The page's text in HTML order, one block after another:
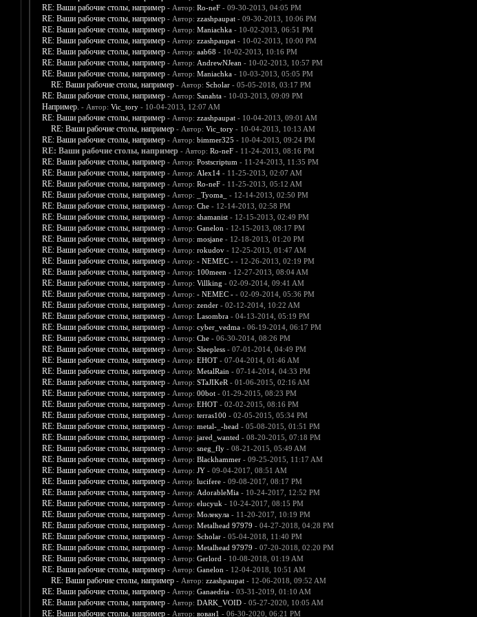
RE: Ваши рабочие столы, например - Автор: Ro-neF- 09-30-2013, 04:05 PM
RE: Ваши рабочие столы, например - Автор: zzashpaupat- 09-30-2013, 10:06 PM
RE: Ваши рабочие столы, например - Автор: Maniachka- 10-02-2013, 06:51 PM
RE: Ваши рабочие столы, например - Автор: zzashpaupat- 10-02-2013, 10:00 PM
RE: Ваши рабочие столы, например - Автор: aab68 - 10-02-2013, 10:16 PM
RE: Ваши рабочие столы, например - Автор: AndrewNJean - 10-02-2013, 10:57 PM
RE: Ваши рабочие столы, например - Автор: Maniachka- 10-03-2013, 05:05 PM
RE: Ваши рабочие столы, например - Автор: Scholar- 05-05-2018, 03:17 PM
RE: Ваши рабочие столы, например - Автор: Sanahta- 10-03-2013, 09:09 PM
Например. - Автор: Vic_tory- 10-04-2013, 12:07 AM
RE: Ваши рабочие столы, например - Автор: zzashpaupat- 10-04-2013, 09:01 AM
RE: Ваши рабочие столы, например - Автор: Vic_tory- 10-04-2013, 10:13 AM
RE: Ваши рабочие столы, например - Автор: bimmer325 - 10-04-2013, 09:24 PM
RE: Ваши рабочие столы, например - Автор: Ro-neF- 11-24-2013, 08:16 PM
RE: Ваши рабочие столы, например - Автор: Postscriptum - 11-24-2013, 11:35 PM
RE: Ваши рабочие столы, например - Автор: Alex14- 11-25-2013, 02:07 AM
RE: Ваши рабочие столы, например - Автор: Ro-neF- 11-25-2013, 05:12 AM
RE: Ваши рабочие столы, например - Автор: _Tyoma_ - 12-14-2013, 02:50 PM
RE: Ваши рабочие столы, например - Автор: Che- 12-14-2013, 02:58 PM
RE: Ваши рабочие столы, например - Автор: shamanist- 12-15-2013, 02:49 PM
RE: Ваши рабочие столы, например - Автор: Ganelon - 12-15-2013, 08:17 PM
RE: Ваши рабочие столы, например - Автор: mosjane- 12-18-2013, 01:20 PM
RE: Ваши рабочие столы, например - Автор: rokudov- 12-25-2013, 01:47 AM
RE: Ваши рабочие столы, например - Автор: - NEMEC - - 12-26-2013, 02:19 PM
RE: Ваши рабочие столы, например - Автор: 100meen - 12-27-2013, 08:04 AM
RE: Ваши рабочие столы, например - Автор: Villking - 02-09-2014, 09:41 AM
RE: Ваши рабочие столы, например - Автор: - NEMEC - - 02-09-2014, 05:36 PM
RE: Ваши рабочие столы, например - Автор: zender- 02-12-2014, 10:22 AM
RE: Ваши рабочие столы, например - Автор: Lasombra- 04-13-2014, 05:19 PM
RE: Ваши рабочие столы, например - Автор: cyber_vedma- 06-19-2014, 06:17 PM
RE: Ваши рабочие столы, например - Автор: Che- 06-30-2014, 08:26 PM
RE: Ваши рабочие столы, например - Автор: Sleepless- 07-01-2014, 04:49 PM
RE: Ваши рабочие столы, например - Автор: EHOT- 07-04-2014, 01:46 AM
RE: Ваши рабочие столы, например - Автор: MetalRain - 07-14-2014, 04:33 PM
RE: Ваши рабочие столы, например - Автор: STaJIKeR - 01-06-2015, 02:16 AM
RE: Ваши рабочие столы, например - Автор: 00bot- 01-29-2015, 08:23 PM
RE: Ваши рабочие столы, например - Автор: EHOT- 02-02-2015, 08:16 PM
RE: Ваши рабочие столы, например - Автор: terras100 - 02-05-2015, 05:34 PM
RE: Ваши рабочие столы, например - Автор: metal-_-head - 05-08-2015, 01:51 PM
RE: Ваши рабочие столы, например - Автор: jared_wanted - 08-20-2015, 07:18 PM
RE: Ваши рабочие столы, например - Автор: sneg_fly- 08-21-2015, 05:49 AM
RE: Ваши рабочие столы, например - Автор: Blackhammer- 09-25-2015, 11:17 AM
RE: Ваши рабочие столы, например - Автор: JY- 09-04-2017, 08:51 AM
RE: Ваши рабочие столы, например - Автор: lucifere- 09-08-2017, 08:17 PM
RE: Ваши рабочие столы, например - Автор: AdorableMia- 10-24-2017, 12:52 PM
RE: Ваши рабочие столы, например - Автор: elucyuk - 10-24-2017, 08:15 PM
RE: Ваши рабочие столы, например - Автор: Молекула- 11-20-2017, 10:19 PM
RE: Ваши рабочие столы, например - Автор: Metalhead 97979 - 04-27-2018, 04:28 PM
RE: Ваши рабочие столы, например - Автор: Scholar- 05-04-2018, 11:40 PM
RE: Ваши рабочие столы, например - Автор: Metalhead 97979 - 07-20-2018, 02:20 PM
RE: Ваши рабочие столы, например - Автор: Gerlord - 10-08-2018, 01:19 AM
RE: Ваши рабочие столы, например - Автор: Ganelon - 12-04-2018, 10:51 AM
RE: Ваши рабочие столы, например - Автор: zzashpaupat- 12-06-2018, 09:52 AM
RE: Ваши рабочие столы, например - Автор: Ganaedria- 03-31-2019, 01:10 AM
RE: Ваши рабочие столы, например - Автор: DARK_VOID- 05-27-2020, 10:05 AM
RE: Ваши рабочие столы, например - Автор: вован1 - 06-30-2020, 06:21 PM